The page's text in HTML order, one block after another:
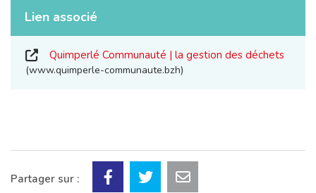
Lien associé
Quimperlé Communauté | la gestion des déchets
www.quimperle-communaute.bzh
Partager sur :